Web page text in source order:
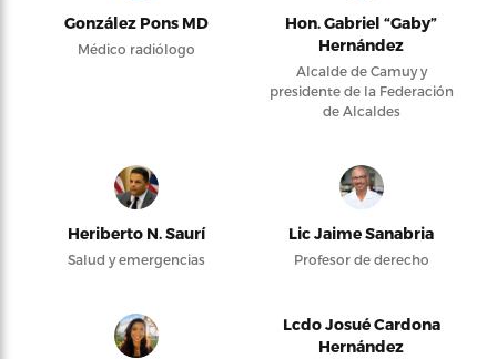
González Pons MD
Médico radiólogo
Hon. Gabriel “Gaby”
Hernández
Alcalde de Camuy y
presidente de la Federación
de Alcaldes
Heriberto N. Saurí
Salud y emergencias
Lic Jaime Sanabria
Profesor de derecho
Lcdo Josué Cardona
Hernández